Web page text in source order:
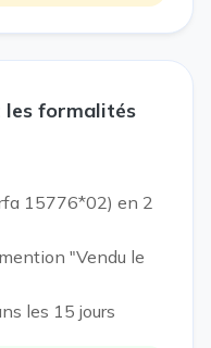
les formalités
15776*02) en 2
"Vendu le
les 15 jours